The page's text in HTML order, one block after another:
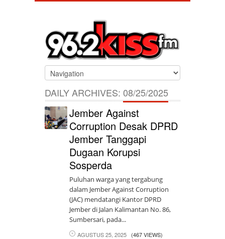
DAILY ARCHIVES: 08/25/2025
Jember Against
Corruption Desak DPRD
Jember Tanggapi
Dugaan Korupsi
Sosperda
Puluhan warga yang tergabung
dalam Jember Against Corruption
(JAC) mendatangi Kantor DPRD
Jember di Jalan Kalimantan No. 86,
Sumbersari, pada...
AGUSTUS 25, 2025 (467 VIEWS)